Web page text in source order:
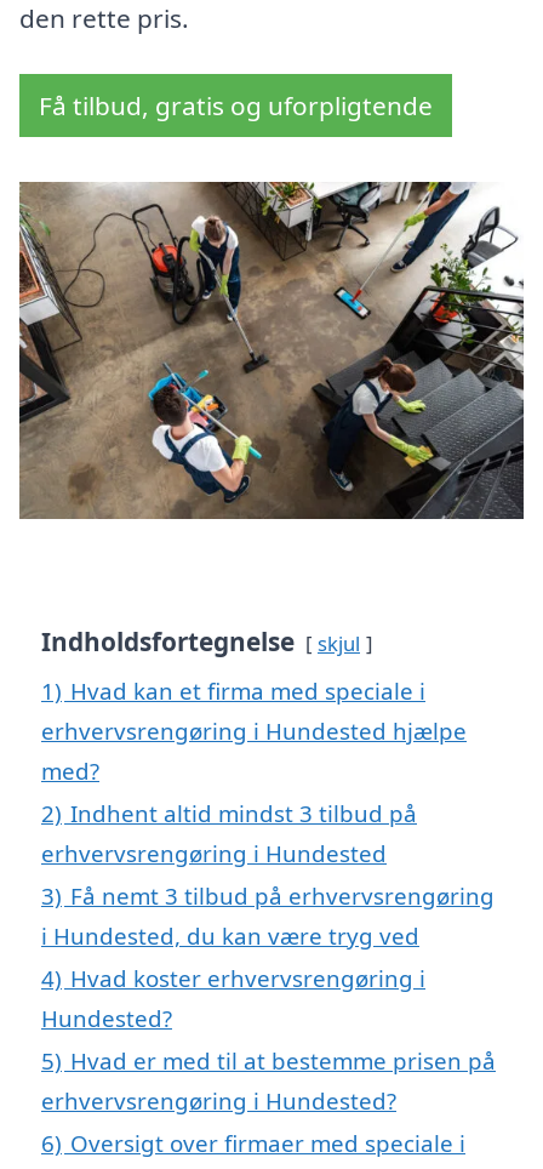
den rette pris.
Få tilbud, gratis og uforpligtende
Indholdsfortegnelse skjul
1) Hvad kan et firma med speciale i
erhvervsrengøring i Hundested hjælpe
med?
2) Indhent altid mindst 3 tilbud på
erhvervsrengøring i Hundested
3) Få nemt 3 tilbud på erhvervsrengøring
i Hundested, du kan være tryg ved
4) Hvad koster erhvervsrengøring i
Hundested?
5) Hvad er med til at bestemme prisen på
erhvervsrengøring i Hundested?
6) Oversigt over firmaer med speciale i